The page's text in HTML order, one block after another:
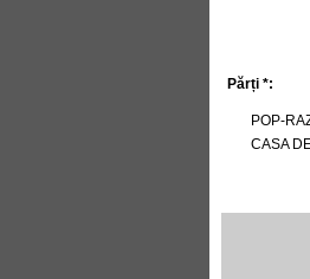
Părți *:
POP-
CASA